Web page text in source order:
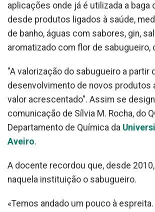
aplicações onde já é utilizada a baga
desde produtos ligados à saúde,
de banho, águas com sabores, gin,
aromatizado com flor de sabugueiro,
"A valorização do sabugueiro a partir
desenvolvimento de novos produtos
valor acrescentado". Assim se
comunicação de Sílvia M. Rocha, do
Departamento de Química da
Aveiro.
A docente recordou que, desde
naquela instituição o sabugueiro.
«Temos andado um pouco à espreita.